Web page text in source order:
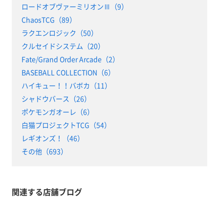
ロードオブヴァーミリオンⅢ（9）
ChaosTCG（89）
ラクエンロジック（50）
クルセイドシステム（20）
Fate/Grand Order Arcade（2）
BASEBALL COLLECTION（6）
ハイキュー！！バボカ（11）
シャドウバース（26）
ポケモンガオーレ（6）
白猫プロジェクトTCG（54）
レギオンズ！（46）
その他（693）
関連する店舗ブログ